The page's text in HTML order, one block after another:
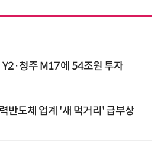
Y2·청주 M17에 54조원 투자
반도체 업계 '새 먹거리' 급부상